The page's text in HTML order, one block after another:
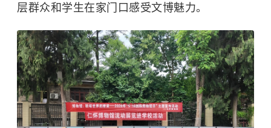
层群众和学生在家门口感受文博魅力。